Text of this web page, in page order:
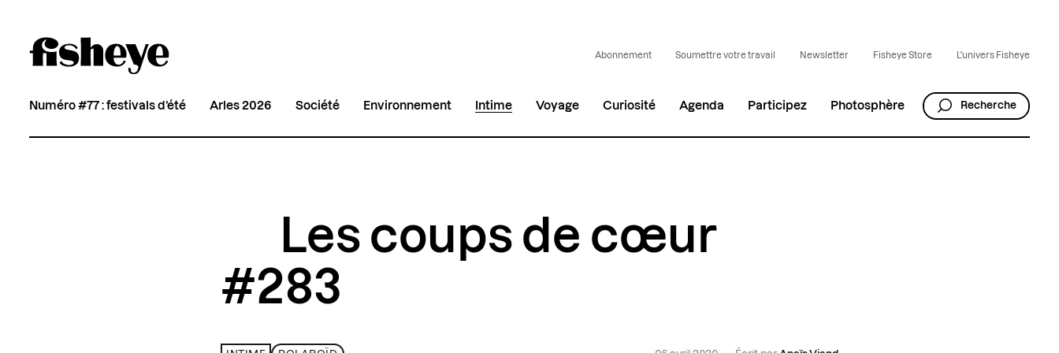
Abonnement Soumettre votre travail Newsletter Fisheye Store L'univers Fisheye
Numéro #77 : festivals d’été Arles 2026 Société Environnement Intime Voyage Curiosité Agenda Participez Photosphère Recherche
Les coups de cœur
#283